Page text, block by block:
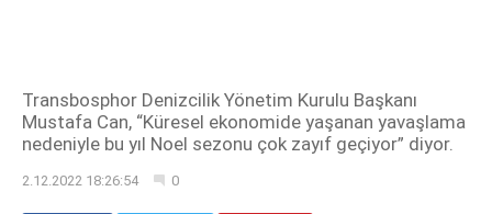
Transbosphor Denizcilik Yönetim Kurulu Başkanı
Mustafa Can, “Küresel ekonomide yaşanan yavaşlama
nedeniyle bu yıl Noel sezonu çok zayıf geçiyor” diyor.
2.12.2022 18:26:54 0